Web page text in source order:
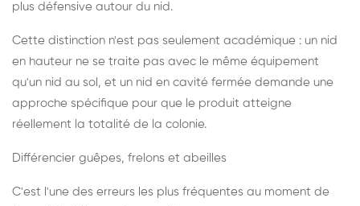
plus défensive autour du nid.
Cette distinction n'est pas seulement académique : un nid
en hauteur ne se traite pas avec le même équipement
qu'un nid au sol, et un nid en cavité fermée demande une
approche spécifique pour que le produit atteigne
réellement la totalité de la colonie.
Différencier guêpes, frelons et abeilles
C'est l'une des erreurs les plus fréquentes au moment de